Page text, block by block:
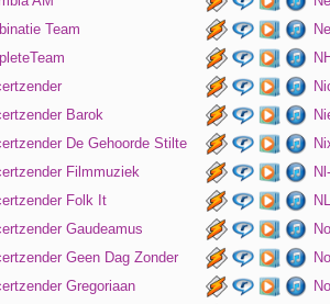
Team
Barok
De Gehoorde Stilte
Filmmuziek
Folk It
Gaudeamus
Geen Dag Zonder
Gregoriaan